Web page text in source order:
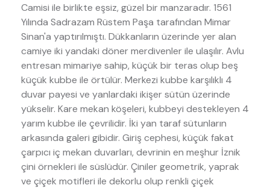
Camisi ile birlikte eşsiz, güzel bir manzaradır. 1561
Yılında Sadrazam Rüstem Paşa tarafından Mimar
Sinan'a yaptırılmıştı. Dükkanların üzerinde yer alan
camiye iki yandaki döner merdivenler ile ulaşılır. Avlu
entresan mimariye sahip, küçük bir teras olup beş
küçük kubbe ile örtülür. Merkezi kubbe karşılıklı 4
duvar payesi ve yanlardaki ikişer sütün üzerinde
yükselir. Kare mekan köşeleri, kubbeyi destekleyen 4
yarım kubbe ile çevrilidir. İki yan taraf sütunların
arkasında galeri gibidir. Giriş cephesi, küçük fakat
çarpıcı iç mekan duvarları, devrinin en meşhur İznik
çini örnekleri ile süslüdür. Çiniler geometrik, yaprak
ve çiçek motifleri ile dekorlu olup renkli çiçek